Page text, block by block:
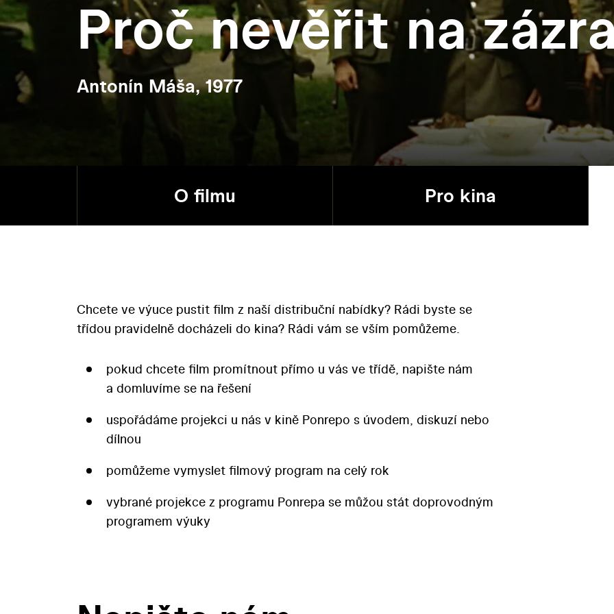
Proč nevěřit na
Antonín Máša, 1977
O filmu Pro kina
Chcete ve výuce pustit film z naší distribuční nabídky? Rádi byste se
třídou pravidelně docházeli do kina? Rádi vám se vším pomůžeme.
pokud chcete film promítnout přímo u vás ve třídě, napište nám
a domluvíme se na řešení
uspořádáme projekci u nás v kině Ponrepo s úvodem, diskuzí nebo
dílnou
pomůžeme vymyslet filmový program na celý rok
vybrané projekce z programu Ponrepa se můžou stát doprovodným
programem výuky